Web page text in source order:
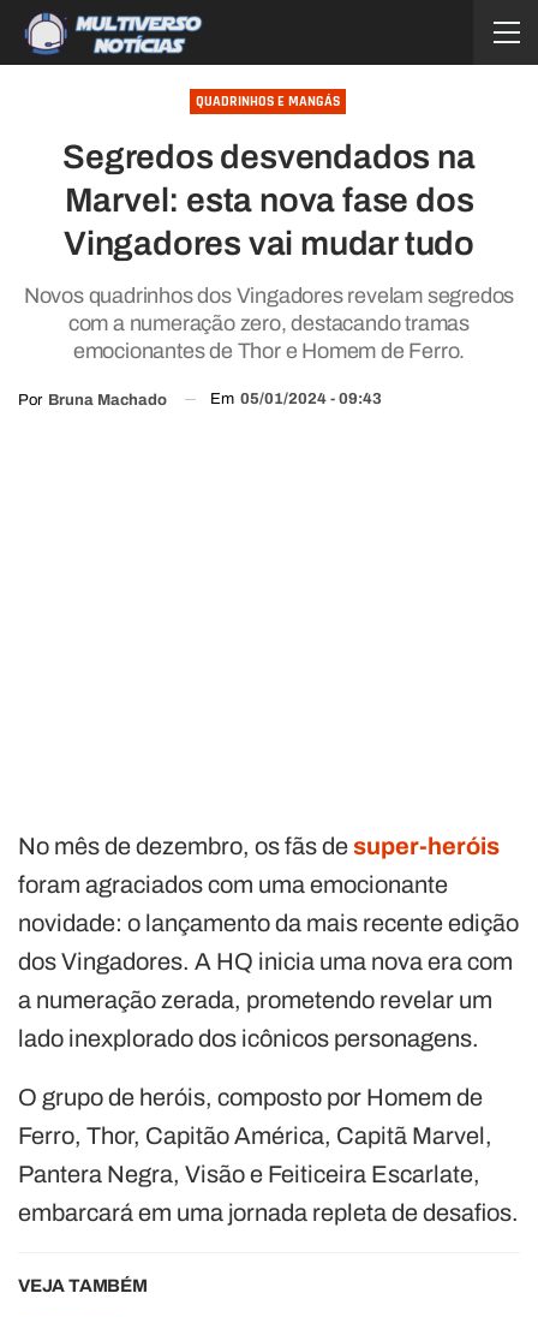
QUADRINHOS E MANGÁS
Segredos desvendados na
Marvel: esta nova fase dos
Vingadores vai mudar tudo
Novos quadrinhos dos Vingadores revelam segredos
com a numeração zero, destacando tramas
emocionantes de Thor e Homem de Ferro.
Por Bruna Machado Em 05/01/2024 - 09:43
No mês de dezembro, os fãs desuper-heróis
foram agraciados com uma emocionante
novidade: o lançamento da mais recente edição
dos Vingadores. A HQ inicia uma nova era com
a numeração zerada, prometendo revelar um
lado inexplorado dos icônicos personagens.
O grupo de heróis, composto por Homem de
Ferro, Thor, Capitão América, Capitã Marvel,
Pantera Negra, Visão e Feiticeira Escarlate,
embarcará em uma jornada repleta de desafios.
VEJA TAMBÉM